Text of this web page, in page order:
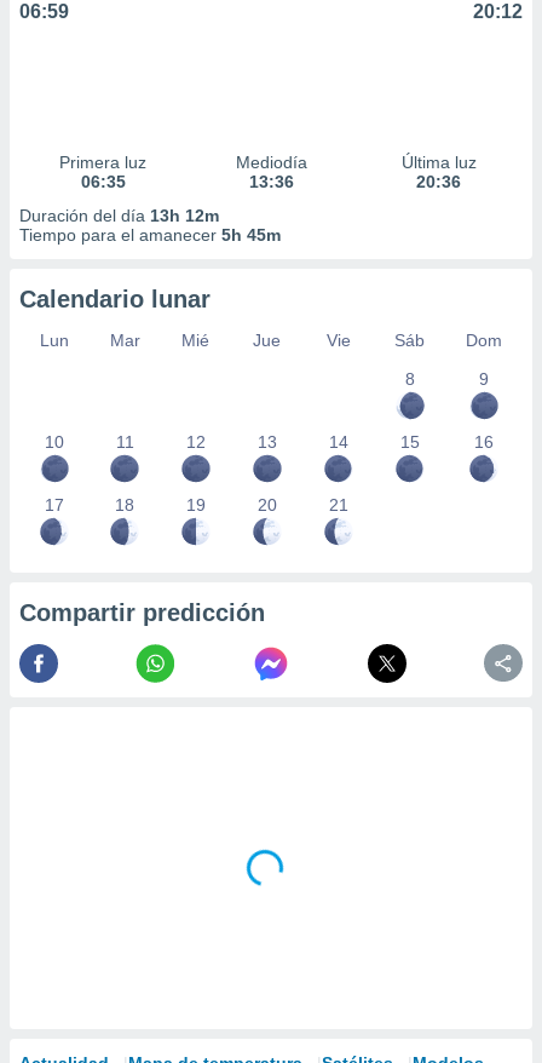
06:59 20:12
Primera luz
06:35
Mediodía
13:36
Última luz
20:36
Duración del día 13h 12m
Tiempo para el amanecer 5h 45m
Calendario lunar
Lun Mar Mié Jue Vie Sáb
Dom
8
9
10 11 12 13 14 15 16
17 18 19 20 21
Compartir predicción